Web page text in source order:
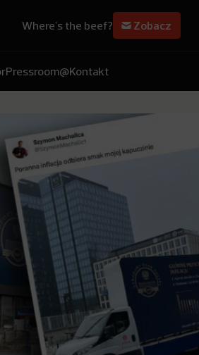
Where's the beef? Zobacz
Pressroom@Kontakt